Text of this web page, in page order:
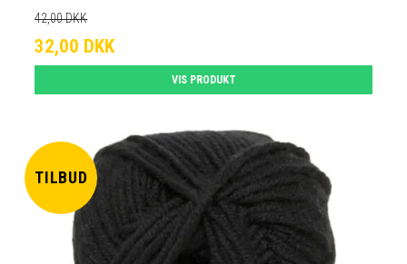
42,00 DKK
32,00 DKK
VIS PRODUKT
TILBUD